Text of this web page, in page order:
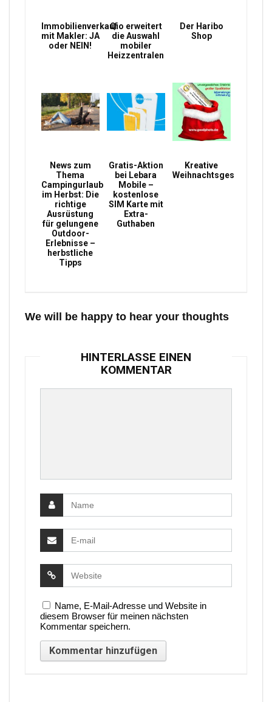
Immobilienverkauf
mit Makler: JA
oder NEIN!
Qio erweitert
die Auswahl
mobiler
Heizzentralen
Der Haribo
Shop
News zum
Thema
Campingurlaub
im Herbst: Die
richtige
Ausrüstung
für gelungene
Outdoor-
Erlebnisse –
herbstliche
Tipps
Gratis-Aktion
bei Lebara
Mobile –
kostenlose
SIM Karte mit
Extra-
Guthaben
Kreative
Weihnachtsgeschenke
We will be happy to hear your thoughts
HINTERLASSE EINEN
KOMMENTAR
Name, E-Mail-Adresse und Website in
diesem Browser für meinen nächsten
Kommentar speichern.